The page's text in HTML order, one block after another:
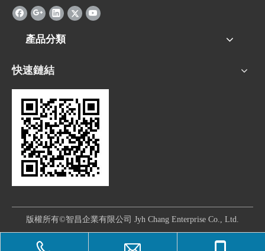
產品分類
快速鏈結
版權所有©智昌企業有限公司 Jyh Chang Enterprise Co., Ltd.